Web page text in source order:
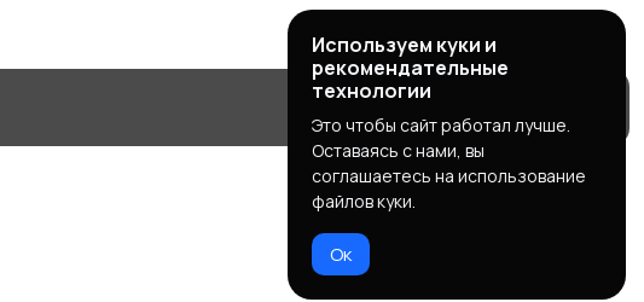
Используем куки и
рекомендательные
технологии
Это чтобы сайт работал лучше.
Оставаясь с нами, вы
соглашаетесь на использование
файлов куки.
Ок